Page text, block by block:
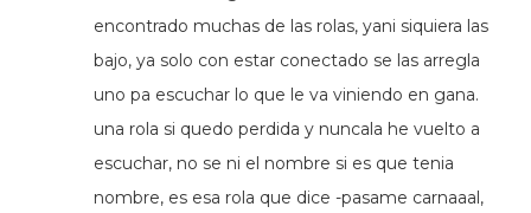
encontrado muchas de las rolas, yani siquiera las
bajo, ya solo con estar conectado se las arregla
uno pa escuchar lo que le va viniendo en gana.
una rola si quedo perdida y nuncala he vuelto a
escuchar, no se ni el nombre si es que tenia
nombre, es esa rola que dice -pasame carnaaal,